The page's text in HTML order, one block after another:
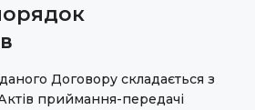
Договору складається з
приймання-передачі